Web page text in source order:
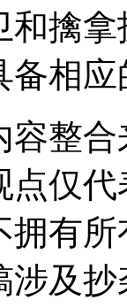
和擒
备相
容整
点仅
拥有
涉及